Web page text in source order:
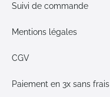
Suivi de commande
Mentions légales
CGV
Paiement en 3x sans frais